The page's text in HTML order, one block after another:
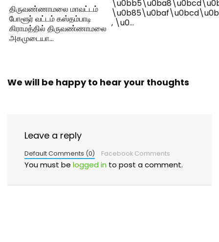
திருவண்ணாமலை மாவட்டம்
போளூர் வட்டம் கஸ்தம்பாடி
கிராமத்தில் திருவண்ணாமலை
அகமுடையா…
, \u0…
We will be happy to hear your thoughts
Leave a reply
Default Comments (0) Facebook Comments
You must be logged in to post a comment.